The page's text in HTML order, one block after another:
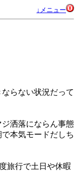
↓メニュー
らない状況だって
洒落にならん事態
本気モードだしち
旅行で土日や休暇